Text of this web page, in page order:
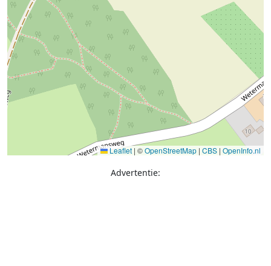
Leaflet | ©OpenStreetMap | CBS | OpenInfo.nl
Advertentie: